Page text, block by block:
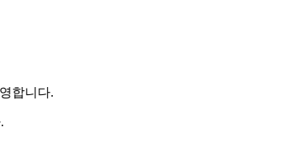
합니다.